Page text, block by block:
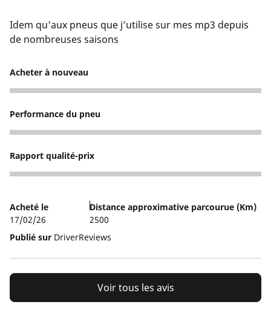
Idem qu'aux pneus que j’utilise sur mes mp3 depuis
de nombreuses saisons
Acheter à nouveau
5
Performance du pneu
5
Rapport qualité-prix
5
Acheté le
17/02/26
Distance approximative parcourue (Km)
2500
Publié sur DriverReviews
Voir tous les avis